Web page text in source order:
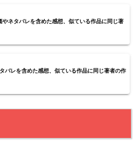
やネタバレを含めた感想、似ている作品に同じ著
バレを含めた感想、似ている作品に同じ著者の作